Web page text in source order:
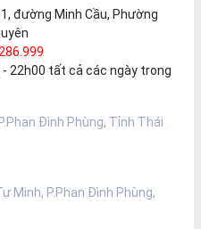
đường Minh Cầu, Phường
22h00 tất cả các ngày trong
Đình Phùng, Tỉnh Thái
Minh, P.Phan Đình Phùng,